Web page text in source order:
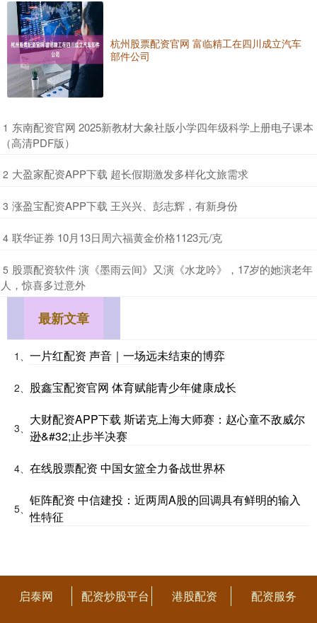
杭州股票配资官网 富临精工在四川成立汽车
部件公司
1 ​东南配资官网 2025新教材大象社版小学四年级科学上册电子课本
（高清PDF版）
2 ​大盈家配资APP下载 超长假期激发多样化文旅需求
3 ​涨盈宝配资APP下载 王兴兴、彭志辉，有新身份
4 ​联华证券 10月13日周六福黄金价格1123元/克
5 ​股票配资软件 演《墨雨云间》又演《水龙吟》，17岁的她演老年
人，惊喜多过意外
最新文章
1、 一片红配资 声音｜一场远未结束的博弈
2、 股鑫宝配资官网 体育赋能青少年健康成长
3、
大财配资APP下载 斯诺克上海大师赛：赵心童不敌威尔
逊&#32;止步半决赛
4、 在线股票配资 中国女篮全力备战世界杯
5、
钜阵配资 中信建投：近两周A股的回调具有鲜明的输入
性特征
启泰网 配资炒股平台 港股配资 配资服务